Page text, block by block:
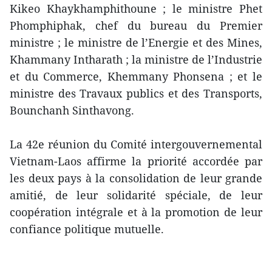
Kikeo Khaykhamphithoune ; le ministre Phet
Phomphiphak, chef du bureau du Premier
ministre ; le ministre de l’Energie et des Mines,
Khammany Intharath ; la ministre de l’Industrie
et du Commerce, Khemmany Phonsena ; et le
ministre des Travaux publics et des Transports,
Bounchanh Sinthavong.
La 42e réunion du Comité intergouvernemental
Vietnam-Laos affirme la priorité accordée par
les deux pays à la consolidation de leur grande
amitié, de leur solidarité spéciale, de leur
coopération intégrale et à la promotion de leur
confiance politique mutuelle.